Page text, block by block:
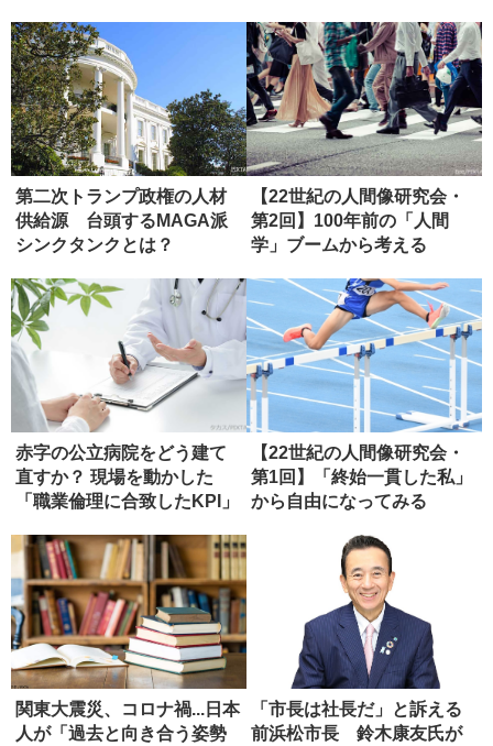
第二次トランプ政権の人材
供給源 台頭するMAGA派
シンクタンクとは？
【22世紀の人間像研究会・
第2回】100年前の「人間
学」ブームから考える
赤字の公立病院をどう建て
直すか？ 現場を動かした
「職業倫理に合致したKPI」
【22世紀の人間像研究会・
第1回】「終始一貫した私」
から自由になってみる
関東大震災、コロナ禍...日本
人が「過去と向き合う姿勢
「市長は社長だ」と訴える
前浜松市長 鈴木康友氏が